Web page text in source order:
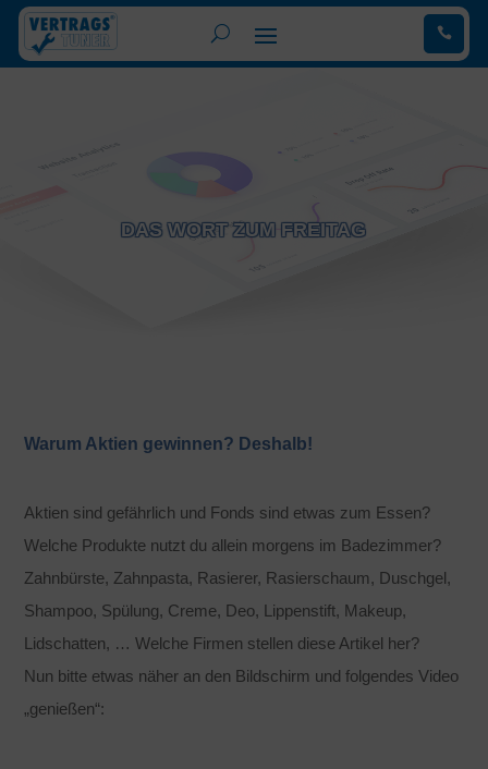
DAS WORT ZUM FREITAG
Warum Aktien gewinnen? Deshalb!
Aktien sind gefährlich und Fonds sind etwas zum Essen?
Welche Produkte nutzt du allein morgens im Badezimmer?
Zahnbürste, Zahnpasta, Rasierer, Rasierschaum, Duschgel,
Shampoo, Spülung, Creme, Deo, Lippenstift, Makeup,
Lidschatten, … Welche Firmen stellen diese Artikel her?
Nun bitte etwas näher an den Bildschirm und folgendes Video
„genießen“: